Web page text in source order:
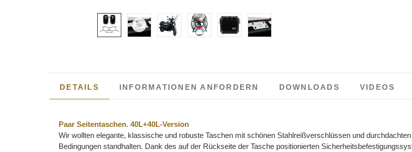
DETAILS INFORMATIONEN ANFORDERN DOWNLOADS VIDEOS
Paar Seitentaschen. 40L+40L-Version
Wir wollten elegante, klassische und robuste Taschen mit schönen Stahlreißverschlüssen und
Bedingungen standhalten. Dank des auf der Rückseite der Tasche positionierten